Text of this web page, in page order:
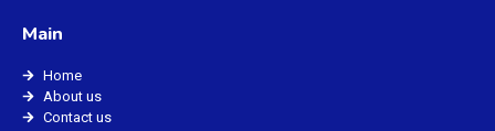
Main
Home
About us
Contact us